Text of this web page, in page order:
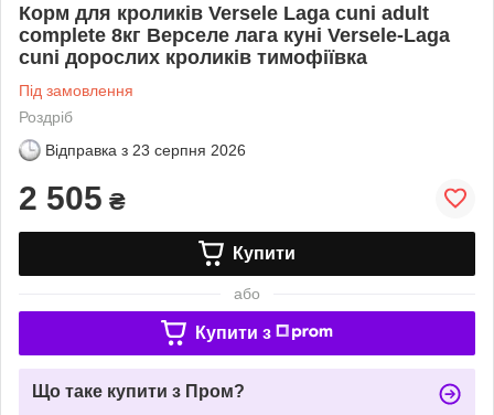
Корм для кроликів Versele Laga cuni adult
complete 8кг Верселе лага куні Versele-Laga
cuni дорослих кроликів тимофіївка
Під замовлення
Роздріб
Відправка з 23 серпня 2026
2 505 ₴
Купити
або
Купити з
Що таке купити з Пром?